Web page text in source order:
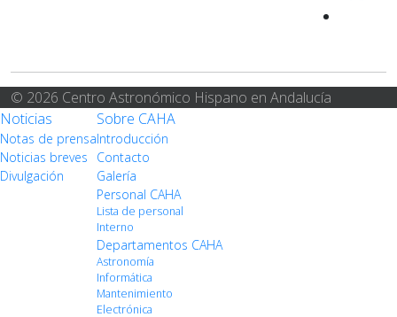
© 2026 Centro Astronómico Hispano en Andalucía
Noticias
Notas de prensa
Noticias breves
Divulgación
Sobre CAHA
Introducción
Contacto
Galería
Personal CAHA
Lista de personal
Interno
Departamentos CAHA
Astronomía
Informática
Mantenimiento
Electrónica